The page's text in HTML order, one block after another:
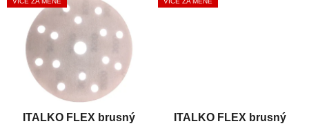
ITALKO FLEX brusný
ITALKO FLEX brusný